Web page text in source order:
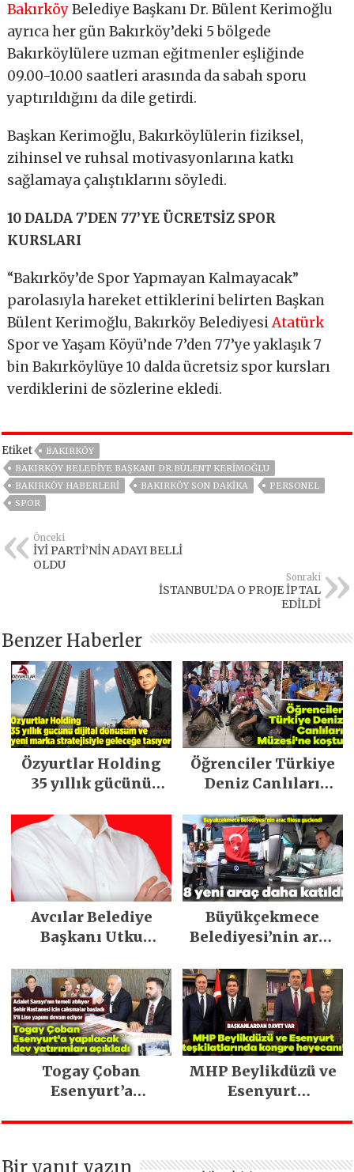
BakırköyBelediye Başkanı Dr. Bülent Kerimoğlu
ayrıca her gün Bakırköy’deki 5 bölgede
Bakırköylülere uzman eğitmenler eşliğinde
09.00-10.00 saatleri arasında da sabah sporu
yaptırıldığını da dile getirdi.
Başkan Kerimoğlu, Bakırköylülerin fiziksel,
zihinsel ve ruhsal motivasyonlarına katkı
sağlamaya çalıştıklarını söyledi.
10 DALDA 7’DEN 77’YE ÜCRETSİZ SPOR
KURSLARI
“Bakırköy’de Spor Yapmayan Kalmayacak”
parolasıyla hareket ettiklerini belirten Başkan
Bülent Kerimoğlu, Bakırköy BelediyesiAtatürk
Spor ve Yaşam Köyü’nde 7’den 77’ye yaklaşık 7
bin Bakırköylüye 10 dalda ücretsiz spor kursları
verdiklerini de sözlerine ekledi.
Etiket
BAKIRKÖY
BAKIRKÖY BELEDIYE BAŞKANI DR.BÜLENT KERIMOĞLU
BAKIRKÖY HABERLERI
BAKIRKÖY SON DAKIKA
PERSONEL
SPOR
Önceki
İYİ PARTİ’NİN ADAYI BELLİ
OLDU
Sonraki
İSTANBUL’DA O PROJE İPTAL
EDİLDİ
Benzer Haberler
Özyurtlar Holding
35 yıllık gücünü
yeni marka
stratejisiyle
geleceğe taşıyor
Öğrenciler Türkiye
Deniz Canlıları
Avcılar Belediye
Başkanı Utku
tahliye edildi
Büyükçekmece
Belediyesi’nin araç
Togay Çoban
Esenyurt’a
yatırımları açıkladı
MHP Beylikdüzü ve
Esenyurt
kongre heyecanı!
Bir yanıt yazın